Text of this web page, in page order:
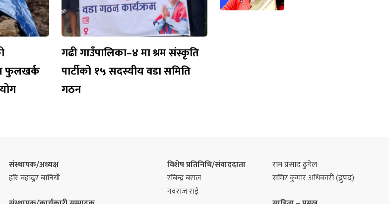
फुलखर्क
गढी गाउँपालिका–४ मा श्रम संस्कृति
पार्टीको १५ सदस्यीय वडा समिति
गठन
संस्थापक/अध्यक्ष
हरि बहादुर बानियाँ
विशेष प्रतिनिधि/संवाददाता
रबिन्द्र बराल
नवराज राई
राम प्रसाद ढुंगेल
समिर कुमार अधिकारी (द्रुपद)